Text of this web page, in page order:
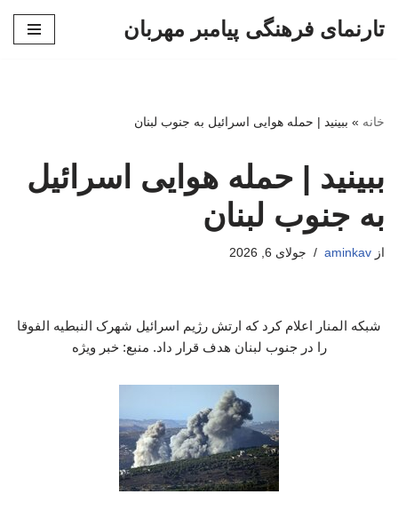
تارنمای فرهنگی پیامبر مهربان
خانه » ببینید | حمله هوایی اسرائیل به جنوب لبنان
ببینید | حمله هوایی اسرائیل
به جنوب لبنان
از aminkav جولای 6, 2026
شبکه المنار اعلام کرد که ارتش رژیم اسرائیل شهرک النبطیه‌ الفوقا
را در جنوب لبنان هدف قرار داد. منبع: خبر ویژه